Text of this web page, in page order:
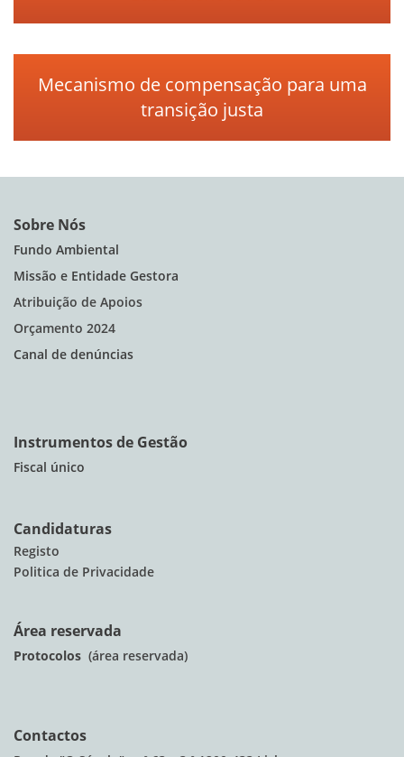
Mecanismo de compensação para uma
transição justa
Sobre Nós
Fundo Ambiental
Missão e Entidade Gestora
Atribuição de Apoios
Orçamento 2024
Canal de denúncias
Instrumentos de Gestão
Fiscal único
Candidaturas
Registo
Politica de Privacidade
Área reservada
Protocolos (área reservada)
Contactos